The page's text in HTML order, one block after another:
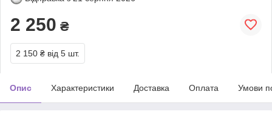
2 250 ₴
2 150 ₴ від 5 шт.
Опис Характеристики Доставка Оплата Умови